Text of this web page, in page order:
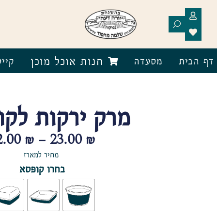
דף הבית מסעדה חנות אוכל מוכן
מרק ירקות
23.00 ₪
–
₪
מחיר למארז
בחרו קופסא